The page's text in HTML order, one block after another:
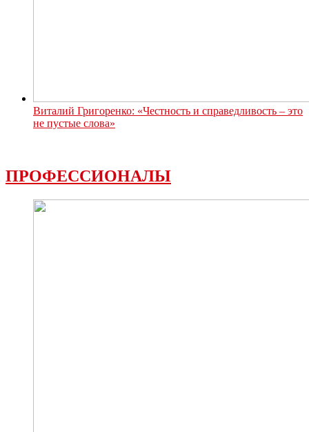
Виталий Григоренко: «Честность и справедливость – это
не пустые слова»
ПРОФЕССИОНАЛЫ